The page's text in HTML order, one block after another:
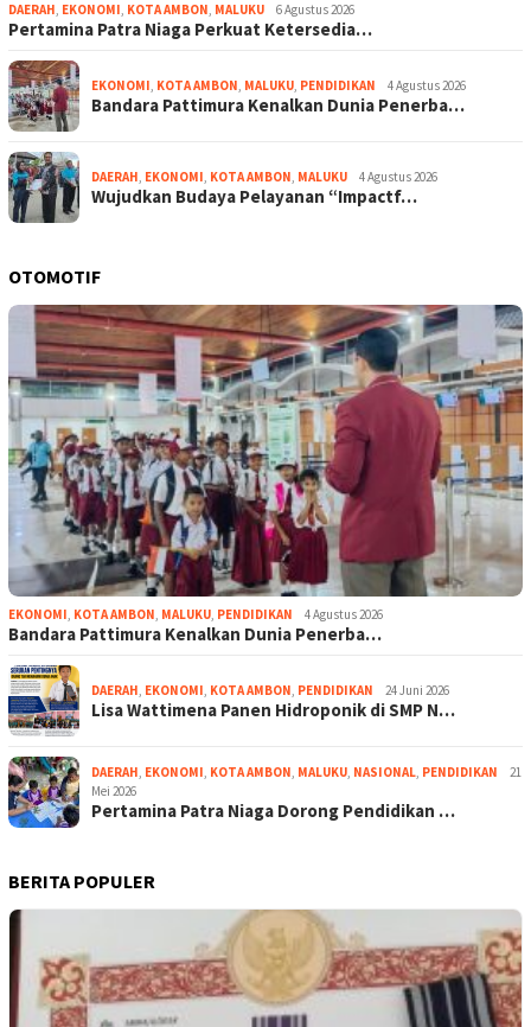
DAERAH, EKONOMI, KOTA AMBON, MALUKU 6 Agustus 2026
Pertamina Patra Niaga Perkuat Ketersedia…
EKONOMI, KOTA AMBON, MALUKU, PENDIDIKAN 4 Agustus 2026
Bandara Pattimura Kenalkan Dunia Penerba…
DAERAH, EKONOMI, KOTA AMBON, MALUKU 4 Agustus 2026
Wujudkan Budaya Pelayanan “Impactf…
OTOMOTIF
EKONOMI, KOTA AMBON, MALUKU, PENDIDIKAN 4 Agustus 2026
Bandara Pattimura Kenalkan Dunia Penerba…
DAERAH, EKONOMI, KOTA AMBON, PENDIDIKAN 24 Juni 2026
Lisa Wattimena Panen Hidroponik di SMP N…
DAERAH, EKONOMI, KOTA AMBON, MALUKU, NASIONAL, PENDIDIKAN
21
Mei 2026
Pertamina Patra Niaga Dorong Pendidikan …
BERITA POPULER